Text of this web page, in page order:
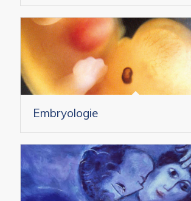
Embryologie